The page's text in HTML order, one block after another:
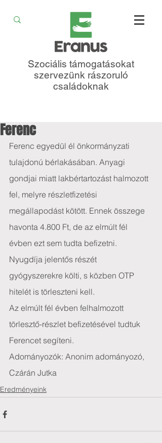
Szociális támogatásokat
szervezünk rászoruló
családoknak
Ferenc
Ferenc egyedül él önkormányzati
tulajdonú bérlakásában. Anyagi
gondjai miatt lakbértartozást halmozott
fel, melyre részletfizetési
megállapodást kötött. Ennek összege
havonta 4.800 Ft, de az elmúlt fél
évben ezt sem tudta befizetni.
Nyugdíja jelentős részét
gyógyszerekre költi, s közben OTP
hitelét is törleszteni kell.
Az elmúlt fél évben felhalmozott
törlesztő-részlet befizetésével tudtuk
Ferencet segíteni.
Adományozók: Anonim adományozó,
Czárán Jutka
Eredményeink